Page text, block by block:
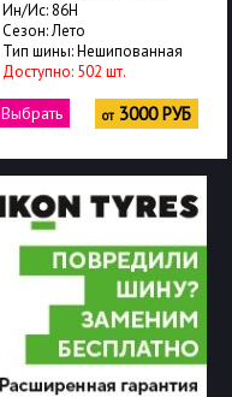
Ин/Ис: 86H
Сезон: Лето
Тип шины: Нешипованная
Доступно: 502 шт.
Выбрать от3000 РУБ